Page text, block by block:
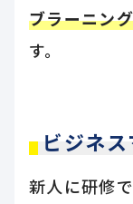
ブラーニン
す。
ビジネ
新人に研修